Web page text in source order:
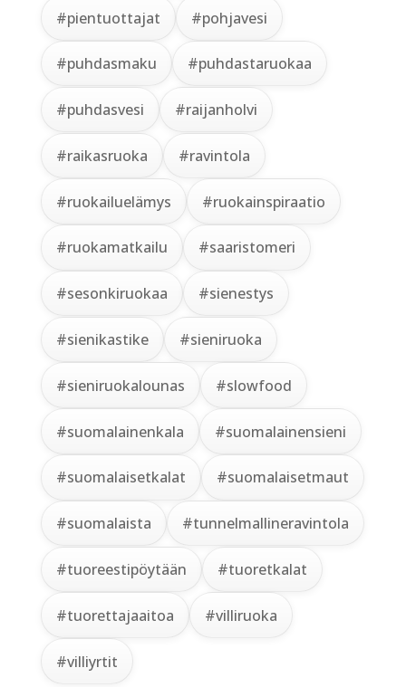
#pientuottajat #pohjavesi
#puhdasmaku #puhdastaruokaa
#puhdasvesi #raijanholvi
#raikasruoka #ravintola
#ruokailuelämys #ruokainspiraatio
#ruokamatkailu #saaristomeri
#sesonkiruokaa #sienestys
#sienikastike #sieniruoka
#sieniruokalounas #slowfood
#suomalainenkala #suomalainensieni
#suomalaisetkalat #suomalaisetmaut
#suomalaista #tunnelmallineravintola
#tuoreestipöytään #tuoretkalat
#tuorettajaaitoa #villiruoka
#villiyrtit